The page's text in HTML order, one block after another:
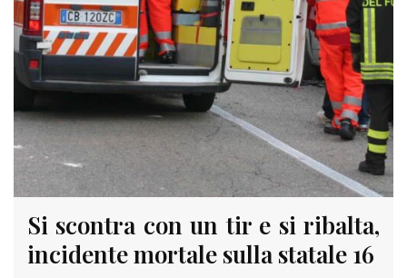
Si scontra con un tir e si ribalta,
incidente mortale sulla statale 16